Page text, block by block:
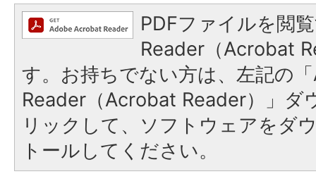
PDFファイルを閲
Reader（Acrobat
す。お持ちでない方は、左記の
Reader（Acrobat Reader）」ダ
リックして、ソフトウェアをダ
トールしてください。